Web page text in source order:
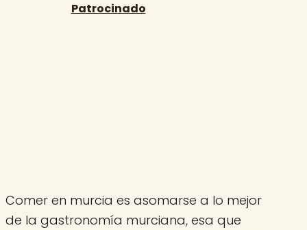
Comer en murcia es asomarse a lo mejor
de la gastronomía murciana, esa que